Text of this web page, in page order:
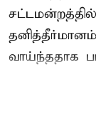
வாய்ந்ததாக